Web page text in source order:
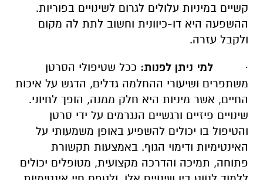
קשיים במיניות עלולים לגרום לשינויים בפוריות.
ההשפעה היא דו-כיוונית וחשוב לתת לה מקום
ולקבל עזרה.
· למי ניתן לפנות: ככל שטיפולי הסרטן
משתפרים ושיעורי ההחלמה גדלים, הדגש על איכות
החיים, אשר מיניות היא חלק ממנה, הופך לחיוני.
שינויים פיזיים ורגשיים הנגרמים על ידי סרטן
והטיפול בו יכולים להשפיע באופן משמעותי על
האינטימיות ודימוי הגוף. באמצעות תקשורת
פתוחה, תמיכה והדרכה מקצועית, מטופלים יכולים